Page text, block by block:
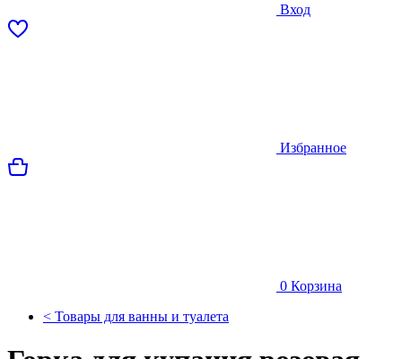
Вход
Избранное
0 Корзина
< Товары для ванны и туалета